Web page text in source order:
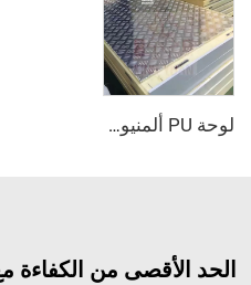
لوحة PU ألمنيوم مركبة مقاومة للانزلاق
من الكفاءة مع غرف